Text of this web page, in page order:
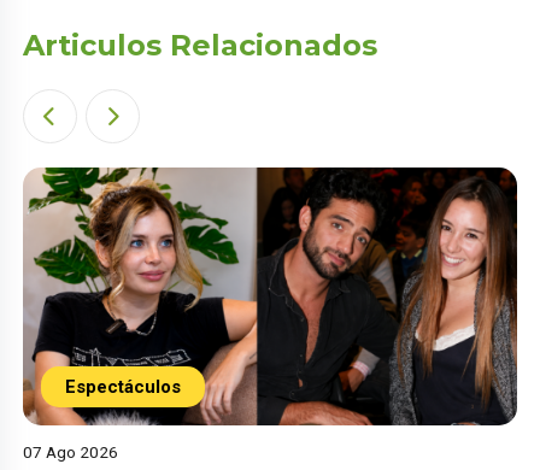
Articulos Relacionados
Espectáculos
07 Ago 2026